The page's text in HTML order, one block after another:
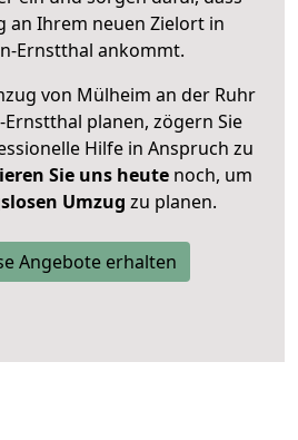
an Ihrem neuen Zielort in
Ernstthal ankommt.
von Mülheim an der Ruhr
planen, zögern Sie
Hilfe in Anspruch zu
Sie uns heutenoch, um
Umzug zu planen.
Angebote erhalten